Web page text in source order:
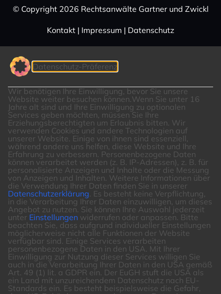
© Copy­right 2026 Rechts­an­wälte Gartner und Zwickl
Kontakt | Impressum | Daten­schutz
Datenschutz-Präferenz
Wir benötigen Ihre Einwilligung, bevor Sie unsere
Website weiter besuchen können. Wenn Sie unter 16
Jahre alt sind und Ihre Einwilligung zu optionalen
Services geben möchten, müssen Sie Ihre
Erziehungsberechtigten um Erlaubnis bitten. Wir
verwenden Cookies und andere Technologien auf
unserer Website. Einige von ihnen sind essenziell,
während andere uns helfen, diese Website und Ihre
Erfahrung zu verbessern. Personenbezogene Daten
können verarbeitet werden (z. B. IP-Adressen), z. B. für
personalisierte Anzeigen und Inhalte oder die Messung
von Anzeigen und Inhalten. Weitere Informationen über
die Verwendung Ihrer Daten finden Sie in unserer
Datenschutzerklärung Es besteht keine Verpflichtung,
in die Verarbeitung Ihrer Daten einzuwilligen, um dieses
Angebot zu nutzen. Sie können Ihre Auswahl jederzeit
unter Einstellungen widerrufen oder anpassen. Bitte
beachten Sie, dass aufgrund individueller Einstellungen
möglicherweise nicht alle Funktionen der Website
verfügbar sind. Einige Services verarbeiten
personenbezogene Daten in den USA. Mit Ihrer
Einwilligung zur Nutzung dieser Services willigen Sie
auch in die Verarbeitung Ihrer Daten in den USA gemäß
Art. 49 (1) lit. a GDPR ein. Der EuGH stuft die USA als
ein Land mit unzureichendem Datenschutz nach EU-
Standards ein. Es besteht beispielsweise die Gefahr,